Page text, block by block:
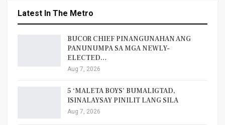
Latest In The Metro
BUCOR CHIEF PINANGUNAHAN ANG
PANUNUMPA SA MGA NEWLY-
ELECTED…
Aug 7, 2026
5 ‘MALETA BOYS’ BUMALIGTAD,
ISINALAYSAY PINILIT LANG SILA
Aug 7, 2026